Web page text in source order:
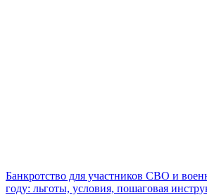
Банкротство для участников СВО и
году: льготы, условия, пошаговая